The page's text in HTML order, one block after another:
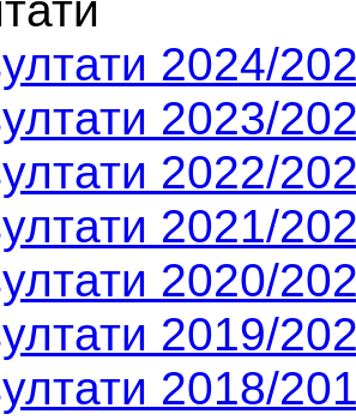
2024/
2023/
2022/
2021/
2020/
2019/
2018/